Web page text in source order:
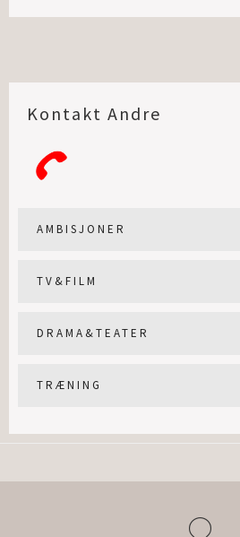
Kontakt Andre
AMBISJONER
TV&FILM
DRAMA&TEATER
TRÆNING